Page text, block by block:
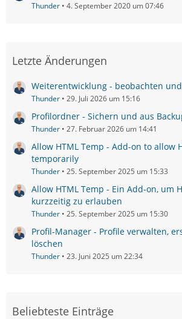
Thunder 4. September 2020 um 07:46
Letzte Änderungen
Weiterentwicklung - beobachten
Thunder 29. Juli 2026 um 15:16
Profilordner - Sichern und aus
Thunder 27. Februar 2026 um 14:41
Allow HTML Temp - Add-on to allow
temporarily
Thunder 25. September 2025 um 15:33
Allow HTML Temp - Ein Add-on, um
kurzzeitig zu erlauben
Thunder 25. September 2025 um 15:30
Profil-Manager - Profile verwalten,
löschen
Thunder 23. Juni 2025 um 22:34
Beliebteste Einträge